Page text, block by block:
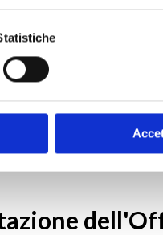
di esperti ha
delle formazioni.